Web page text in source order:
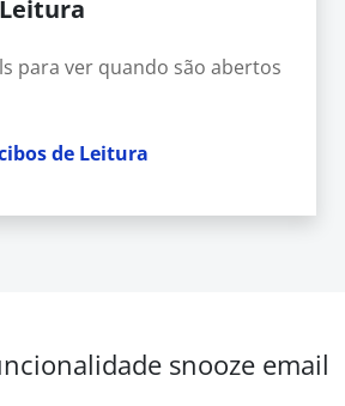
para ver quando são abertos
de Leitura
snooze email